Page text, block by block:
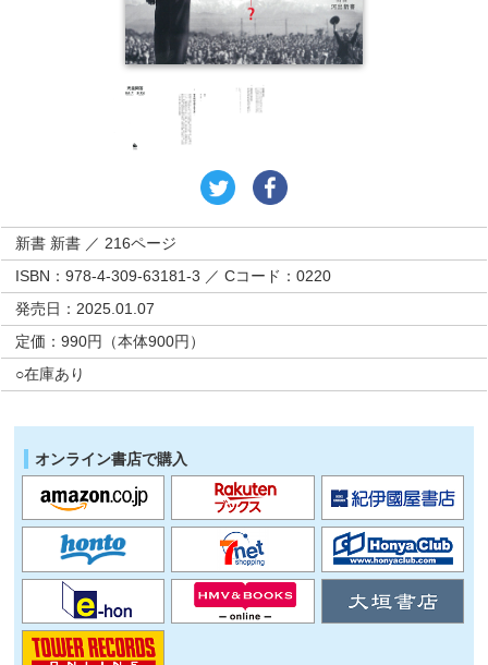
新書 新書 ／ 216ページ
ISBN：978-4-309-63181-3 ／ Cコード：0220
発売日：2025.01.07
定価：990円（本体900円）
○在庫あり
オンライン書店で購入